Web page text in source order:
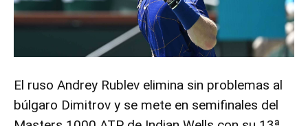
El ruso Andrey Rublev elimina sin problemas al
búlgaro Dimitrov y se mete en semifinales del